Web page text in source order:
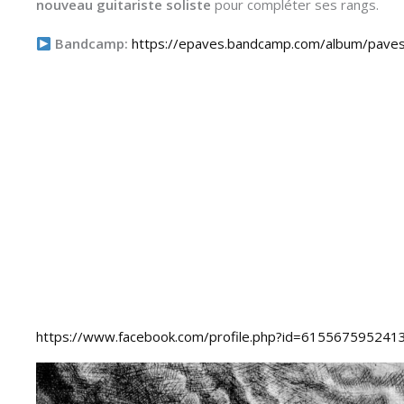
nouveau guitariste soliste pour compléter ses rangs.
Bandcamp: https://epaves.bandcamp.com/album/
https://www.facebook.com/